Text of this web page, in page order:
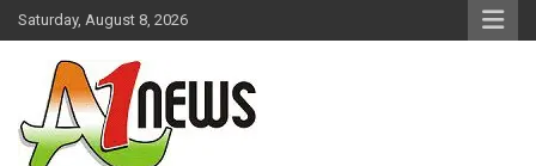
Skip
to
content
Saturday, August 8, 2026